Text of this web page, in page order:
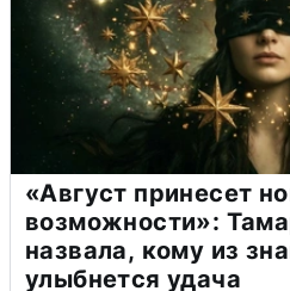
«Август принесет
возможности»:
назвала, кому из
улыбнется удача